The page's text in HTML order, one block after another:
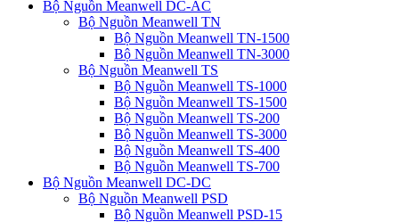
Bộ Nguồn Meanwell DC-AC
Bộ Nguồn Meanwell TN
Bộ Nguồn Meanwell TN-1500
Bộ Nguồn Meanwell TN-3000
Bộ Nguồn Meanwell TS
Bộ Nguồn Meanwell TS-1000
Bộ Nguồn Meanwell TS-1500
Bộ Nguồn Meanwell TS-200
Bộ Nguồn Meanwell TS-3000
Bộ Nguồn Meanwell TS-400
Bộ Nguồn Meanwell TS-700
Bộ Nguồn Meanwell DC-DC
Bộ Nguồn Meanwell PSD
Bộ Nguồn Meanwell PSD-15